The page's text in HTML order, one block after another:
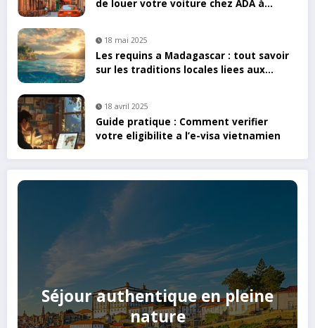
de louer votre voiture chez ADA à
18 mai 2025
Les requins a Madagascar : tout savoir
sur les traditions locales liees aux
18 avril 2025
Guide pratique : Comment verifier
votre eligibilite a l’e-visa vietnamien
Séjour authentique en pleine
nature